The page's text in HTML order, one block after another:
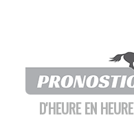
D'HEURE EN HEURE